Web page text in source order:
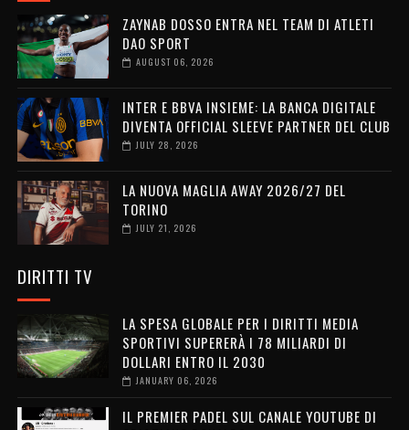
ZAYNAB DOSSO ENTRA NEL TEAM DI ATLETI
DAO SPORT
AUGUST 06, 2026
INTER E BBVA INSIEME: LA BANCA DIGITALE
DIVENTA OFFICIAL SLEEVE PARTNER DEL CLUB
JULY 28, 2026
LA NUOVA MAGLIA AWAY 2026/27 DEL
TORINO
JULY 21, 2026
DIRITTI TV
LA SPESA GLOBALE PER I DIRITTI MEDIA
SPORTIVI SUPERERÀ I 78 MILIARDI DI
DOLLARI ENTRO IL 2030
JANUARY 06, 2026
IL PREMIER PADEL SUL CANALE YOUTUBE DI